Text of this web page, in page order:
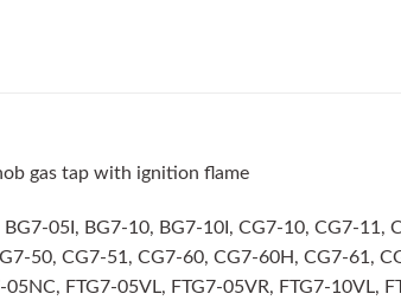
gas tap with ignition flame
05I, BG7-10, BG7-10I, CG7-10, CG7-
50, CG7-51, CG7-60, CG7-60H, CG7-61,
FTG7-05VL, FTG7-05VR, FTG7-10VL,